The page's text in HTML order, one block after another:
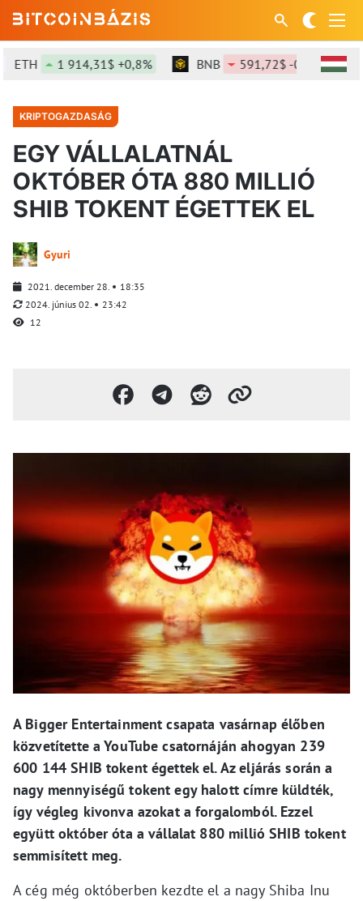
ETH 1 914,31$ +0,8% BNB 591,72$ -0,3%
KRIPTOGAZDASÁG
EGY VÁLLALATNÁL
OKTÓBER ÓTA 880 MILLIÓ
SHIB TOKENT ÉGETTEK EL
Gyuri
2021. december 28.
18:35
2024. június 02.
23:42
12
A Bigger Entertainment csapata vasárnap élőben
közvetítette a YouTube csatornáján ahogyan 239
600 144 SHIB tokent égettek el. Az eljárás során a
nagy mennyiségű tokent egy halott címre küldték,
így végleg kivonva azokat a forgalomból. Ezzel
együtt október óta a vállalat 880 millió SHIB tokent
semmisített meg.
A cég még októberben kezdte el a nagy Shiba Inu